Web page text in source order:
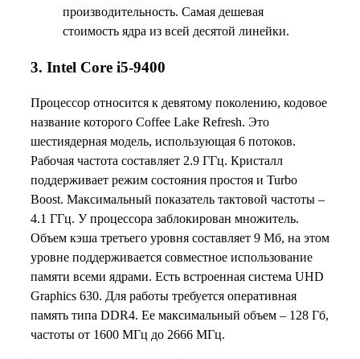
производительность. Самая дешевая
стоимость ядра из всей десятой линейки.
3. Intel Core i5-9400
Процессор относится к девятому поколению, кодовое
название которого Coffee Lake Refresh. Это
шестиядерная модель, использующая 6 потоков.
Рабочая частота составляет 2.9 ГГц. Кристалл
поддерживает режим состояния простоя и Turbo
Boost. Максимальный показатель тактовой частоты –
4.1 ГГц. У процессора заблокирован множитель.
Объем кэша третьего уровня составляет 9 Мб, на этом
уровне поддерживается совместное использование
памяти всеми ядрами. Есть встроенная система UHD
Graphics 630. Для работы требуется оперативная
память типа DDR4. Ее максимальный объем – 128 Гб,
частоты от 1600 МГц до 2666 МГц.